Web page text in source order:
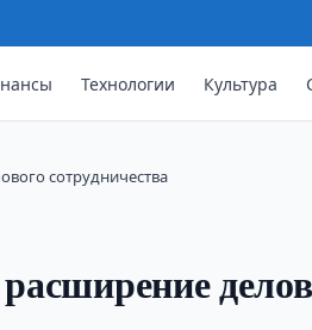
Технологии Культура
сотрудничества